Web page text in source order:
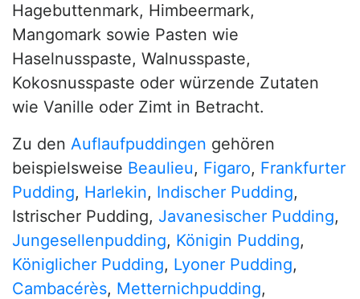
Hagebuttenmark, Himbeermark,
Mangomark sowie Pasten wie
Haselnusspaste, Walnusspaste,
Kokosnusspaste oder würzende Zutaten
wie Vanille oder Zimt in Betracht.
Zu den Auflaufpuddingen gehören
beispielsweise Beaulieu, Figaro, Frankfurter
Pudding, Harlekin, Indischer Pudding,
Istrischer Pudding, Javanesischer Pudding,
Jungesellenpudding, Königin Pudding,
Königlicher Pudding, Lyoner Pudding,
Cambacérès, Metternichpudding,